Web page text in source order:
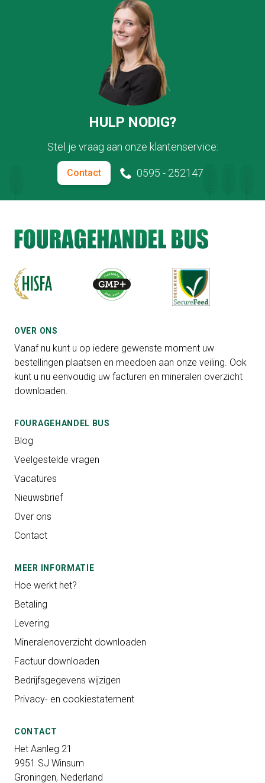
HULP NODIG?
Stel je vraag aan onze klantenservice:
Contact 0595 - 252147
OVER ONS
Vanaf nu kunt u op iedere gewenste moment uw
bestellingen plaatsen en meedoen aan onze veiling. Ook
kunt u nu eenvoudig uw facturen en mineralen overzicht
downloaden.
FOURAGEHANDEL BUS
Blog
Veelgestelde vragen
Vacatures
Nieuwsbrief
Over ons
Contact
MEER INFORMATIE
Hoe werkt het?
Betaling
Levering
Mineralenoverzicht downloaden
Factuur downloaden
Bedrijfsgegevens wijzigen
Privacy- en cookiestatement
CONTACT
Het Aanleg 21
9951 SJ Winsum
Groningen, Nederland